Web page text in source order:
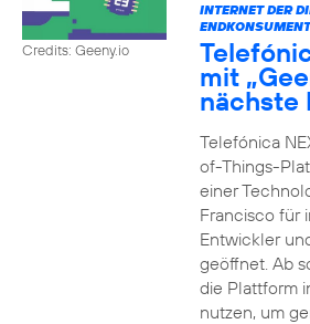
Credits: Geeny.io
INTERNET DER
mit
nächste
Telefónica
of-Things-
einer
Francisco für
Entwickler
geöffnet. Ab
die Plattform
nutzen, um